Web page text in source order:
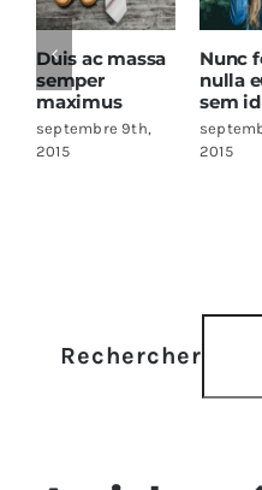
ac massa
9th,
Nunc fermint
nulla eu justo
septembre 9th,
Rechercher